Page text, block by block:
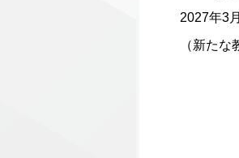
2027年3
（新た